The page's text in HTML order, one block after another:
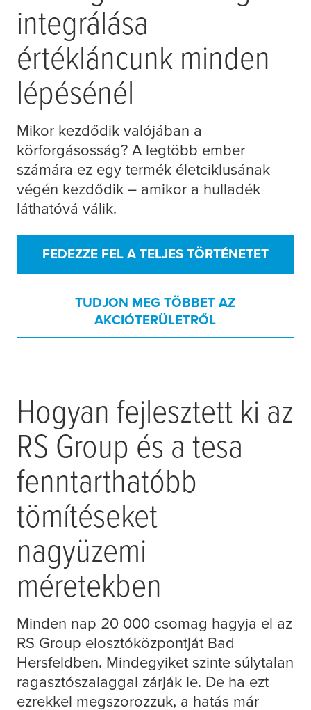
integrálása
értékláncunk minden
lépésénél
Mikor kezdődik valójában a
körforgásosság? A legtöbb ember
számára ez egy termék életciklusának
végén kezdődik – amikor a hulladék
láthatóvá válik.
FEDEZZE FEL A TELJES TÖRTÉNETET
TUDJON MEG TÖBBET AZ
AKCIÓTERÜLETRŐL
Hogyan fejlesztett ki az
RS Group és a tesa
fenntarthatóbb
tömítéseket
nagyüzemi
méretekben
Minden nap 20 000 csomag hagyja el az
RS Group elosztóközpontját Bad
Hersfeldben. Mindegyiket szinte súlytalan
ragasztószalaggal zárják le. De ha ezt
ezrekkel megszorozzuk, a hatás már